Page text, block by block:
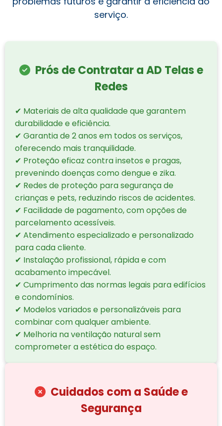
serviço.
Prós de Contratar a AD Telas e
Redes
✔ Materiais de alta qualidade que garantem
durabilidade e eficiência.
✔ Garantia de 2 anos em todos os serviços,
oferecendo mais tranquilidade.
✔ Proteção eficaz contra insetos e pragas,
prevenindo doenças como dengue e zika.
✔ Redes de proteção para segurança de
crianças e pets, reduzindo riscos de acidentes.
✔ Facilidade de pagamento, com opções de
parcelamento acessíveis.
✔ Atendimento especializado e personalizado
para cada cliente.
✔ Instalação profissional, rápida e com
acabamento impecável.
✔ Cumprimento das normas legais para edifícios
e condomínios.
✔ Modelos variados e personalizáveis para
combinar com qualquer ambiente.
✔ Melhoria na ventilação natural sem
comprometer a estética do espaço.
Cuidados com a Saúde e
Segurança